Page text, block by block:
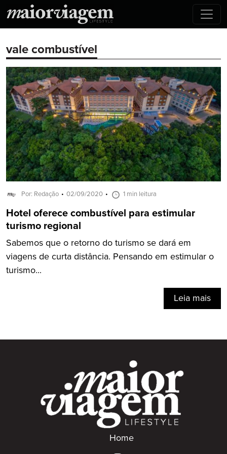
vale combustível
Por: Redação 02/09/2020 1 min leitura
Hotel oferece combustível para estimular
turismo regional
Sabemos que o retorno do turismo se dará em
viagens de curta distância. Pensando em estimular o
turismo...
Leia mais
Home